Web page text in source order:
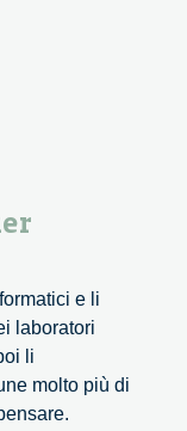
e li
laboratori
li
molto più di